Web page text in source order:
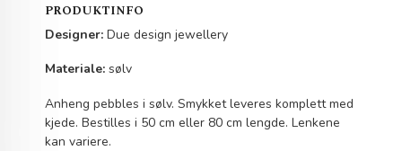
PRODUKTINFO
Designer: Due design jewellery
Materiale:sølv
Anheng pebbles i sølv. Smykket leveres komplett med
kjede. Bestilles i 50 cm eller 80 cm lengde. Lenkene
kan variere.